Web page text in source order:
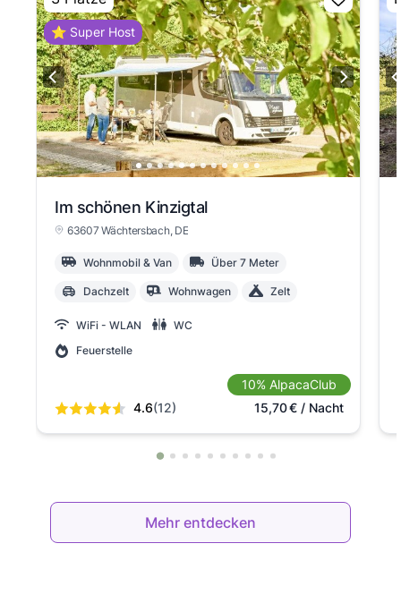
⭐ Super Host
Im schönen Kinzigtal
63607 Wächtersbach, DE
Wohnmobil & Van Über 7 Meter
Dachzelt Wohnwagen Zelt
WiFi - WLAN
WC
Feuerstelle
4.6(12)
10% AlpacaClub
15,70€/ Nacht
Mehr entdecken